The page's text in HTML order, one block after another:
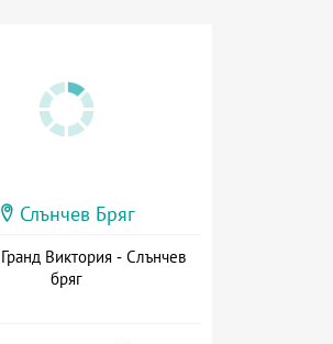
Слънчев Бряг
Виктория - Слънчев
бряг